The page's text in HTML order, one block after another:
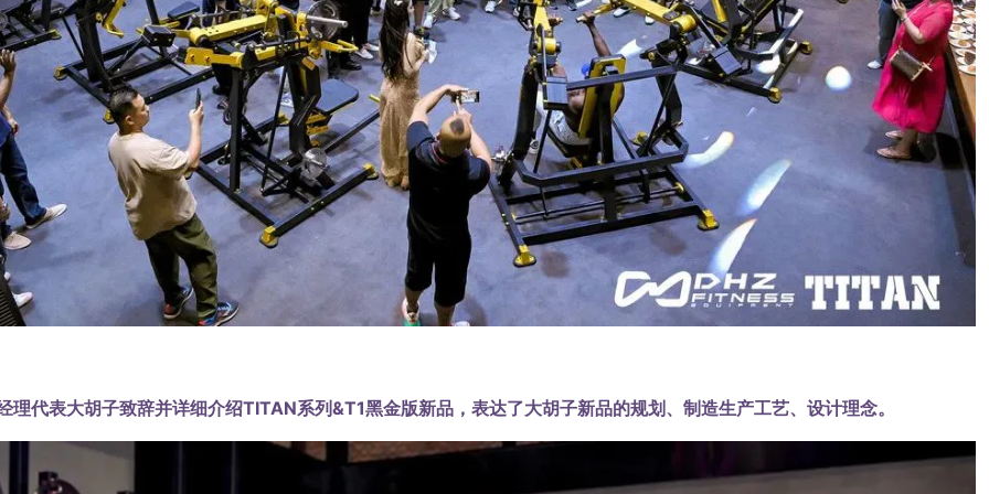
理代表大胡子致辞并详细介绍TITAN系列&T1黑金版新品，表达了大胡子新品的规划、制造生产工艺、设计理念。